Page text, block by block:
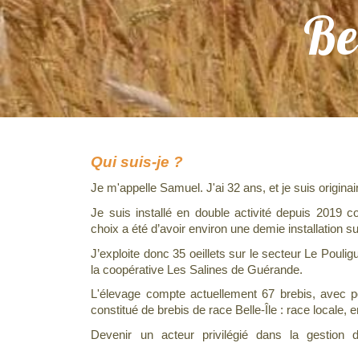
Qui suis-je ?
Je m'appelle Samuel. J'ai 32 ans, et je suis
Je suis installé en double activité depuis 2019
choix a été d’avoir environ une demie installation
J’exploite donc 35 oeillets sur le secteur Le
la coopérative Les Salines de Guérande.
L'élevage compte actuellement 67 brebis, avec
constitué de brebis de race Belle-Île : race locale,
Devenir un acteur privilégié dans la gestion